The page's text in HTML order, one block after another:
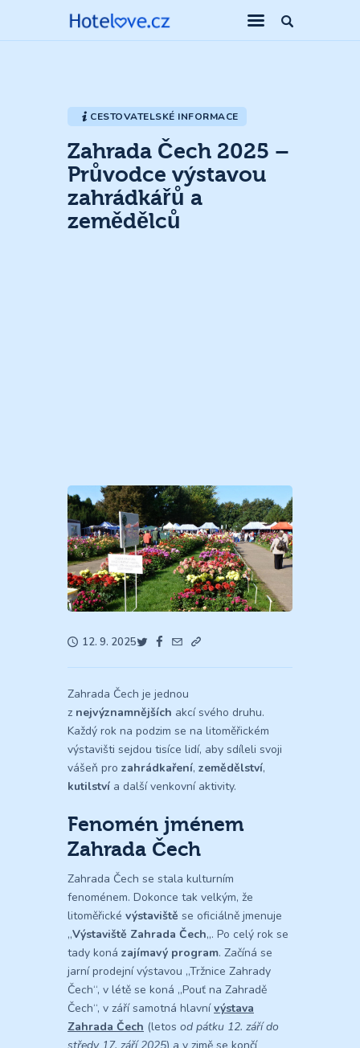
CESTOVATELSKÉ INFORMACE
Zahrada Čech 2025 –
Průvodce výstavou
zahrádkářů a
zemědělců
12. 9. 2025
Zahrada Čech je jednou
z nejvýznamnějších akcí svého druhu.
Každý rok na podzim se na litoměřickém
výstavišti sejdou tisíce lidí, aby sdíleli svoji
vášeň pro zahrádkaření, zemědělství,
kutilství a další venkovní aktivity.
Fenomén jménem
Zahrada Čech
Zahrada Čech se stala kulturním
fenoménem. Dokonce tak velkým, že
litoměřické výstaviště se oficiálně jmenuje
„Výstaviště Zahrada Čech„. Po celý rok se
tady koná zajímavý program. Začíná se
jarní prodejní výstavou „Tržnice Zahrady
Čech“, v létě se koná „Pouť na Zahradě
Čech“, v září samotná hlavnívýstava
Zahrada Čech (letos od pátku 12. září do